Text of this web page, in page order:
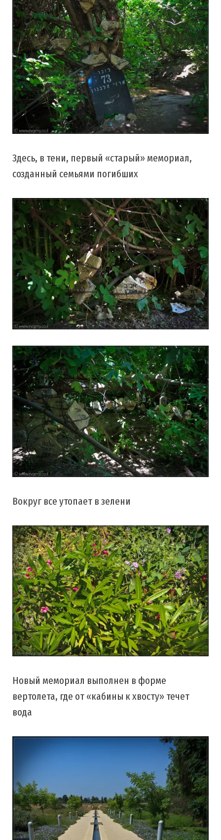
Здесь, в тени, первый «старый» мемориал,
созданный семьями погибших
Вокруг все утопает в зелени
Новый мемориал выполнен в форме
вертолета, где от «кабины к хвосту» течет
вода